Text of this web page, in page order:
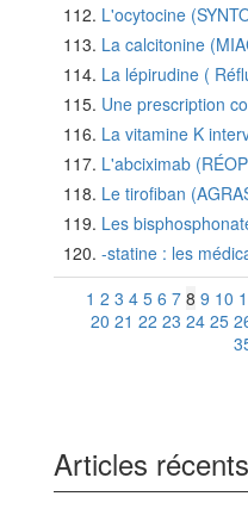
L'ocytocine
La calcitonine
La lépirudine (
Une prescription
La vitamine K
L'abciximab
Le tirofiban
Les
-statine : les
1 2 3 4 5 6 7 8 9 10
20 21 22 23 24 25
Articles récents